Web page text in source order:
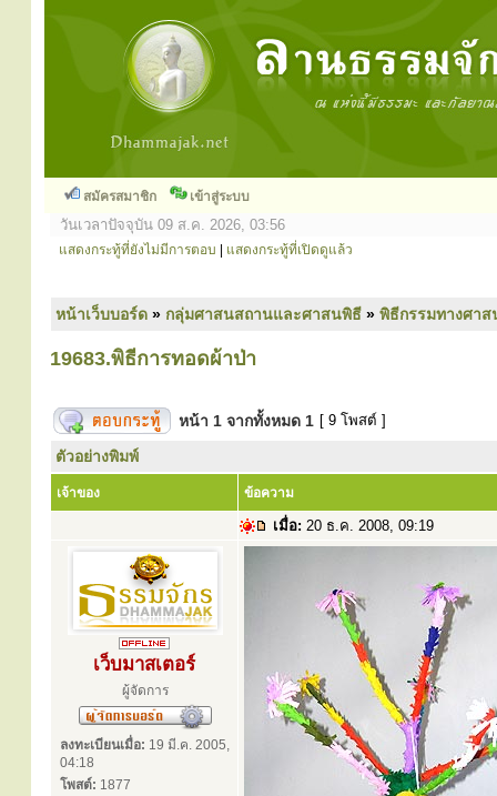
สมัครสมาชิก เข้าสู่ระบบ
วันเวลาปัจจุบัน 09 ส.ค. 2026, 03:56
แสดงกระทู้ที่ยังไม่มีการตอบ แสดงกระทู้ที่เปิดดูแล้ว
หน้าเว็บบอร์ด » กลุ่มศาสนสถานและศาสนพิธี » พิธีกรรมทางศา
19683.พิธีการทอดผ้าป่า
หน้า 1 จากทั้งหมด 1 [ 9 โพสต์ ]
ตัวอย่างพิมพ์
เจ้าของ ข้อความ
เมื่อ: 20 ธ.ค. 2008, 09:19
เว็บมาสเตอร์
ผู้จัดการ
ลงทะเบียนเมื่อ: 19 มี.ค. 2005,
04:18
โพสต์: 1877